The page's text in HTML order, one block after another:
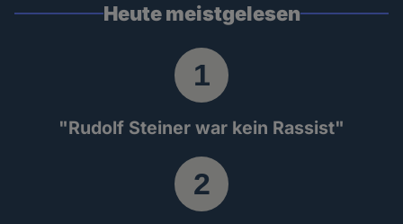
Heute meistgelesen
"Rudolf Steiner war kein Rassist"